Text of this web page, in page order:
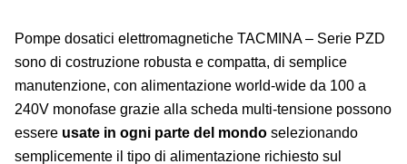
Pompe dosatici elettromagnetiche TACMINA – Serie PZD
sono di costruzione robusta e compatta, di semplice
manutenzione, con alimentazione world-wide da 100 a
240V monofase grazie alla scheda multi-tensione possono
essere usate in ogni parte del mondo selezionando
semplicemente il tipo di alimentazione richiesto sul